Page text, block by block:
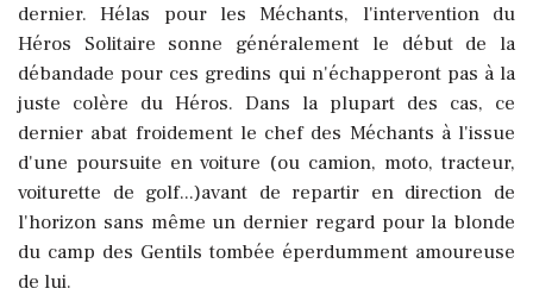
dernier. Hélas pour les Méchants, l'intervention du
Héros Solitaire sonne généralement le début de la
débandade pour ces gredins qui n'échapperont pas à la
juste colère du Héros. Dans la plupart des cas, ce
dernier abat froidement le chef des Méchants à l'issue
d'une poursuite en voiture (ou camion, moto, tracteur,
voiturette de golf...)avant de repartir en direction de
l'horizon sans même un dernier regard pour la blonde
du camp des Gentils tombée éperdumment amoureuse
de lui.